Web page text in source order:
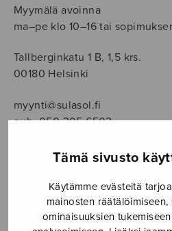
Tämä sivusto
Käytämme evästeitä
mainosten
ominaisuuksien
Myymälä avoinna
ma–pe klo 10–16 tai
Tallberginkatu 1 B, 1,5 krs.
00180 Helsinki
myynti@sulasol.fi
puh. 050 305 6502
NÄYTÄ KARTALLA
Etusivu › Nuottikauppa ›